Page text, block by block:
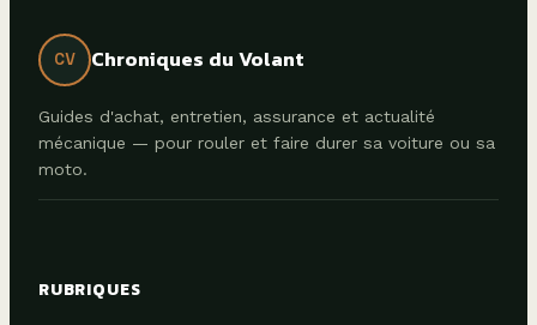
CV Chroniques du Volant
Guides d'achat, entretien, assurance et actualité
mécanique — pour rouler et faire durer sa voiture ou sa
moto.
RUBRIQUES